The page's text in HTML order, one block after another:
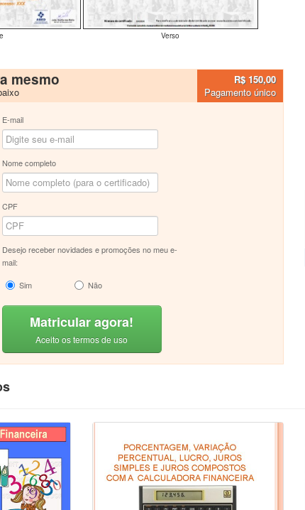
Verso
mesmo
R$ 150,00
Pagamento único
E-mail
Nome completo
CPF
Desejo receber novidades e promoções no meu e-
mail:
Sim
Não
Matricular agora!
Aceito os termos de uso